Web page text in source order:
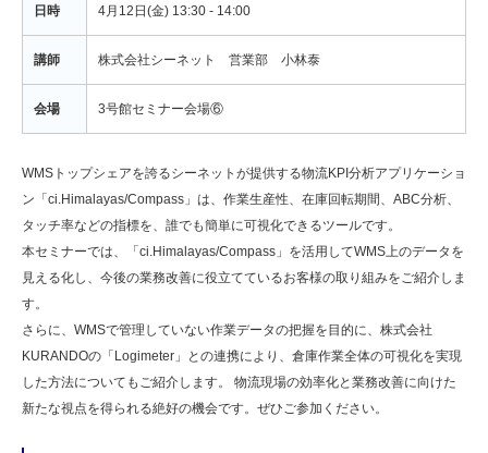
日時 4月12日(金) 13:30 - 14:00
講師 株式会社シーネット 営業部 小林泰
会場 3号館セミナー会場⑥
WMSトップシェアを誇るシーネットが提供する物流KPI分析アプリケーショ
ン「ci.Himalayas/Compass」は、作業生産性、在庫回転期間、ABC分析、
タッチ率などの指標を、誰でも簡単に可視化できるツールです。
本セミナーでは、「ci.Himalayas/Compass」を活用してWMS上のデータを
見える化し、今後の業務改善に役立てているお客様の取り組みをご紹介しま
す。
さらに、WMSで管理していない作業データの把握を目的に、株式会社
KURANDOの「Logimeter」との連携により、倉庫作業全体の可視化を実現
した方法についてもご紹介します。 物流現場の効率化と業務改善に向けた
新たな視点を得られる絶好の機会です。ぜひご参加ください。